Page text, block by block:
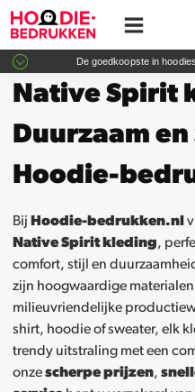
De goedkoopste in hoodies
Native Spirit
Duurzaam
Hoodie-
Bij Hoodie-bedrukken.nl
Native Spirit kleding,
comfort, stijl en
zijn hoogwaardige
milieuvriendelijke
shirt, hoodie of sweater, elk
trendy uitstraling met een
onzescherpe prijzen,